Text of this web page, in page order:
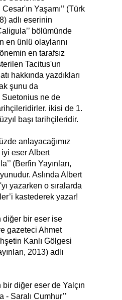
Yaşamı’’ (Türk
adlı eserinin
bölümünde
en ünlü olaylarını
en tarafsız
Tacitus'un
hakkında yazdıkları
şunu da
ne de
ikisi de 1.
başı tarihçileridir.
anlayacağımız
eser Albert
(Berfin Yayınları,
Aslında Albert
yazarken o sıralarda
kastederek yazar!
diğer bir eser ise
gazeteci Ahmet
Kanlı Gölgesi
2013) adlı
bir diğer eser de Yalçın
- Saralı Cumhur’’